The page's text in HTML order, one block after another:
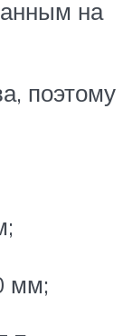
на
поэтому
мм;